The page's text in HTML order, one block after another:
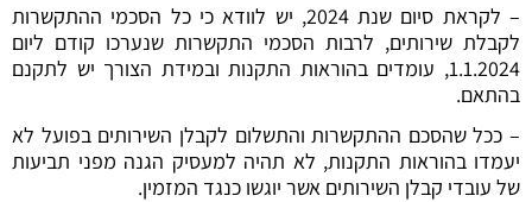
– לקראת סיום שנת 2024, יש לוודא כי כל הסכמי ההתקשרות
לקבלת שירותים, לרבות הסכמי התקשרות שנערכו קודם ליום
1.1.2024, עומדים בהוראות התקנות ובמידת הצורך יש לתקנם
בהתאם.
– ככל שהסכם ההתקשרות והתשלום לקבלן השירותים בפועל לא
יעמדו בהוראות התקנות, לא תהיה למעסיק הגנה מפני תביעות
של עובדי קבלן השירותים אשר יוגשו כנגד המזמין.